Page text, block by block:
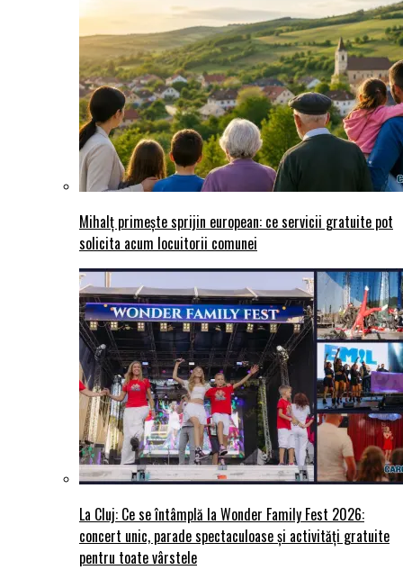
Mihalț primește sprijin european: ce servicii gratuite pot
solicita acum locuitorii comunei
La Cluj: Ce se întâmplă la Wonder Family Fest 2026:
concert unic, parade spectaculoase și activități gratuite
pentru toate vârstele